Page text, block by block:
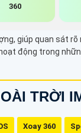
360
giúp quan sát
động trong
TRỜI
Xoay 360